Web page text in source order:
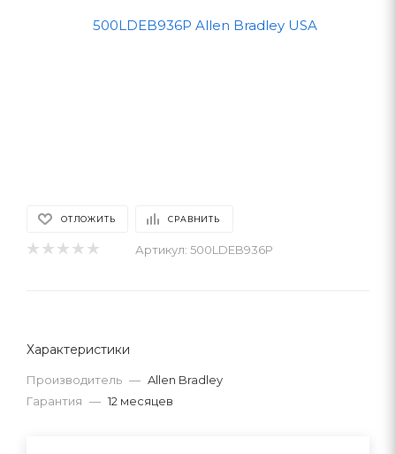
ОТЛОЖИТЬ СРАВНИТЬ
Артикул: 500LDEB936P
Характеристики
Производитель — Allen Bradley
Гарантия — 12 месяцев